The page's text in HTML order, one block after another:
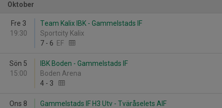
Oktober
Fre 3
19:30
Team Kalix IBK - Gammelstads IF
Sportcity Kalix
7 - 6 EF
Sön 5
15:00
IBK Boden - Gammelstads IF
Boden Arena
4 - 3
Ons 8
Gammelstads IF H3 Utv - Tväråselets AIF